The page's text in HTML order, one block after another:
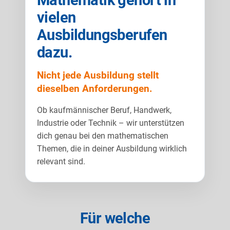
vielen
Ausbildungsberufen
dazu.
Nicht jede Ausbildung stellt
dieselben Anforderungen.
Ob kaufmännischer Beruf, Handwerk,
Industrie oder Technik – wir unterstützen
dich genau bei den mathematischen
Themen, die in deiner Ausbildung wirklich
relevant sind.
Für welche